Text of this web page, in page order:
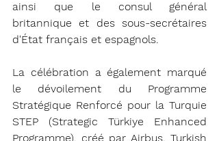
ainsi que le consul général
britannique et des sous-secrétaires
d'État français et espagnols.
La célébration a également marqué
le dévoilement du Programme
Stratégique Renforcé pour la Turquie
STEP (Strategic Türkiye Enhanced
Programme), créé par Airbus, Turkish